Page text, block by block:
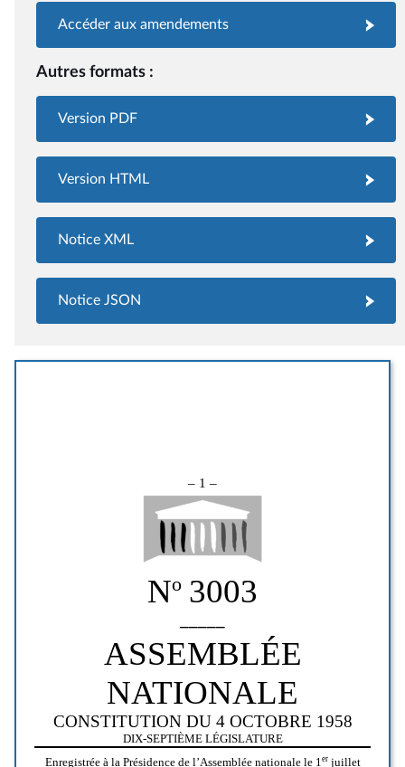
Accéder aux amendements
Autres formats :
Version PDF
Version HTML
Notice XML
Notice JSON